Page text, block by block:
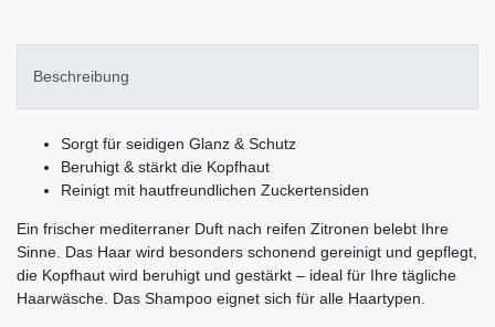
Beschreibung
Sorgt für seidigen Glanz & Schutz
Beruhigt & stärkt die Kopfhaut
Reinigt mit hautfreundlichen Zuckertensiden
Ein frischer mediterraner Duft nach reifen Zitronen belebt Ihre
Sinne. Das Haar wird besonders schonend gereinigt und gepflegt,
die Kopfhaut wird beruhigt und gestärkt – ideal für Ihre tägliche
Haarwäsche. Das Shampoo eignet sich für alle Haartypen.